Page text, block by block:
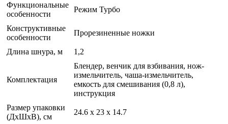
Функциональные
особенности
Режим Турбо
Конструктивные
особенности
Прорезиненные ножки
Длина шнура, м 1,2
Комплектация
Блендер, венчик для взбивания, нож-
измельчитель, чаша-измельчитель,
емкость для смешивания (0,8 л),
инструкция
Размер упаковки
(ДхШхВ), см
24.6 x 23 x 14.7